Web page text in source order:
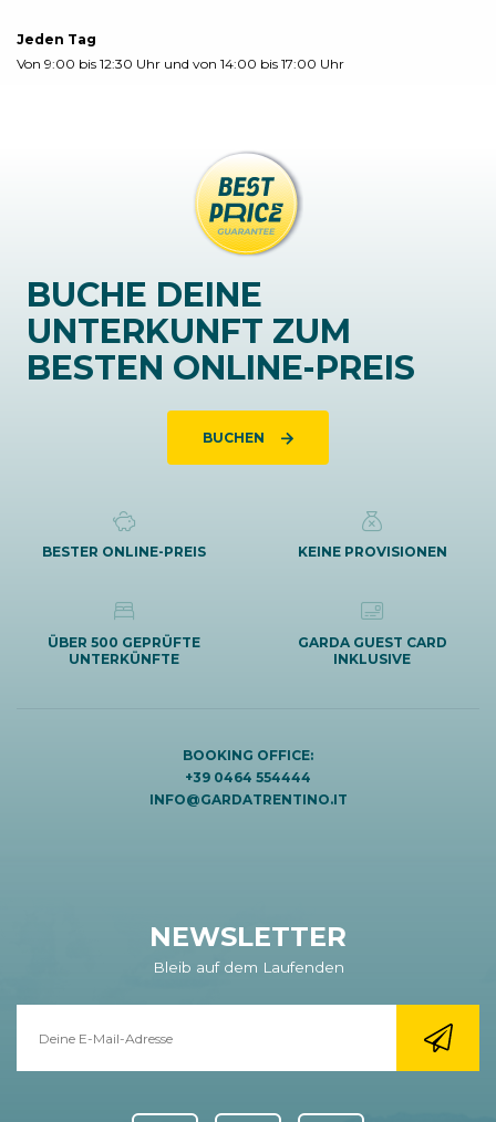
Jeden Tag
Von 9:00 bis 12:30 Uhr und von 14:00 bis 17:00 Uhr
BUCHE DEINE
UNTERKUNFT ZUM
BESTEN ONLINE-PREIS
BUCHEN
BESTER ONLINE-PREIS KEINE PROVISIONEN
ÜBER 500 GEPRÜFTE
UNTERKÜNFTE
GARDA GUEST CARD
INKLUSIVE
BOOKING OFFICE:
+39 0464 554444
INFO@GARDATRENTINO.IT
NEWSLETTER
Bleib auf dem Laufenden